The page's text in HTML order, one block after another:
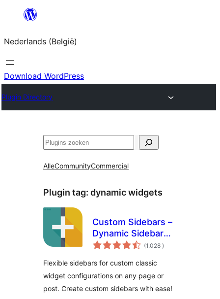
Spring
de
inhoud
Nederlands (België)
Download WordPress
Plugin Directory
Zoeken
AlleCommunityCommercial
Plugin tag: dynamic widgets
Custom Sidebars –
Dynamic Sidebar
Classic Widget
(1.028 aantal
beoordelingen
)
Flexible sidebars for custom classic
widget configurations on any page or
post. Create custom sidebars with ease!